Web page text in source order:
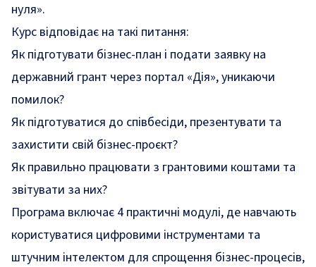
нуля».
Курс відповідає на такі питання:
Як підготувати бізнес-план і подати заявку на
державний грант через портал «Дія», уникаючи
помилок?
Як підготуватися до співбесіди, презентувати та
захистити свій бізнес-проєкт?
Як правильно працювати з грантовими коштами та
звітувати за них?
Програма включає 4 практичні модулі, де навчають
користуватися цифровими інструментами та
штучним інтелектом для спрощення бізнес-процесів,